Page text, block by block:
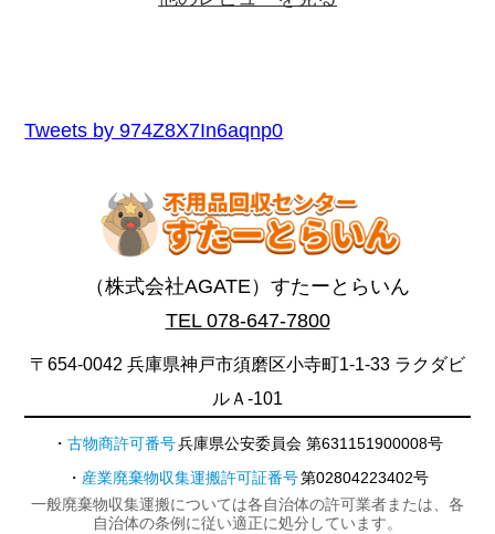
Tweets by 974Z8X7In6aqnp0
（株式会社AGATE）すたーとらいん
TEL 078-647-7800
〒654-0042 兵庫県神戸市須磨区小寺町1-1-33 ラクダビ
ルＡ-101
古物商許可番号兵庫県公安委員会 第631151900008号
産業廃棄物収集運搬許可証番号第02804223402号
一般廃棄物収集運搬については各自治体の許可業者または、各
自治体の条例に従い適正に処分しています。